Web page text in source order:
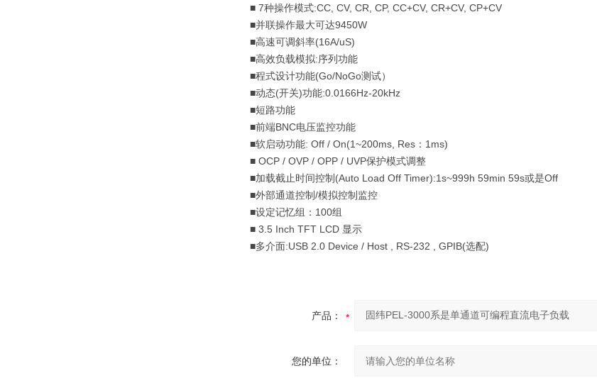
■ 7种操作模式:CC, CV, CR, CP, CC+CV, CR+CV, CP+CV
■并联操作最大可达9450W
■高速可调斜率(16A/uS)
■高效负载模拟:序列功能
■程式设计功能(Go/NoGo测试）
■动态(开关)功能:0.0166Hz-20kHz
■短路功能
■前端BNC电压监控功能
■软启动功能: Off / On(1~200ms, Res ： 1ms)
■ OCP / OVP / OPP / UVP保护模式调整
■加载截止时间控制 (Auto Load Off Timer):1s~999h 59min 59s或是Off
■外部通道控制/模拟控制监控
■设定记忆组： 100组
■ 3.5 Inch TFT LCD 显示
■多介面:USB 2.0 Device / Host , RS-232 , GPIB(选配)
产品：
您的单位：